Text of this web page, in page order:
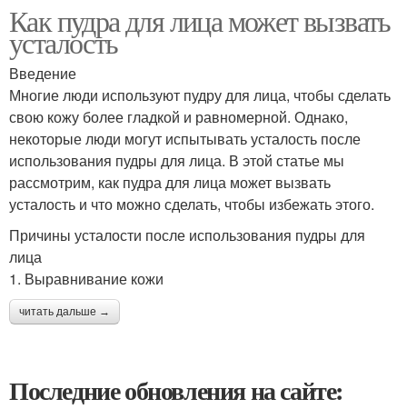
Как пудра для лица может вызвать
усталость
Введение
Многие люди используют пудру для лица, чтобы сделать
свою кожу более гладкой и равномерной. Однако,
некоторые люди могут испытывать усталость после
использования пудры для лица. В этой статье мы
рассмотрим, как пудра для лица может вызвать
усталость и что можно сделать, чтобы избежать этого.
Причины усталости после использования пудры для
лица
1. Выравнивание кожи
читать дальше →
Последние обновления на сайте: